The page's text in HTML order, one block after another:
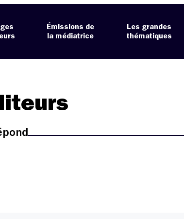
Émissions de
la médiatrice
Les grandes
thématiques